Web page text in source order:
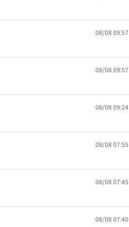
08/08 09:57
08/08 09:57
08/08 09:24
08/08 07:55
08/08 07:45
08/08 07:40